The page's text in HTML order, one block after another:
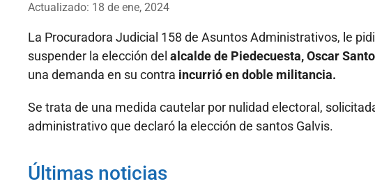
Actualizado: 18 de ene, 2024
La Procuradora Judicial 158 de Asuntos Administrativos, le
suspender la elección del alcalde de Piedecuesta, Oscar
una demanda en su contra incurrió en doble militancia.
Se trata de una medida cautelar por nulidad electoral,
administrativo que declaró la elección de santos Galvis.
Últimas noticias